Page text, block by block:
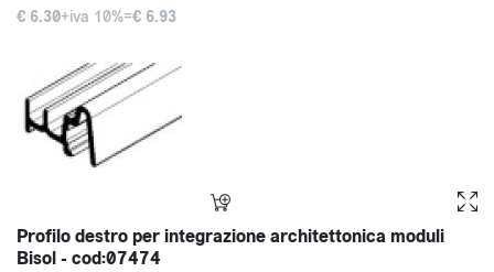
€ 6.30+iva 10%=€ 6.93
Profilo destro per integrazione architettonica moduli
Bisol - cod:07474